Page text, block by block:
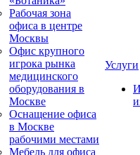
Рабочая зона
офиса в центре
Москвы
Офис крупного
игрока рынка
медицинского
оборудования в
Москве
Оснащение офиса
в Москве
рабочими местами
Мебель для офиса
Услуги